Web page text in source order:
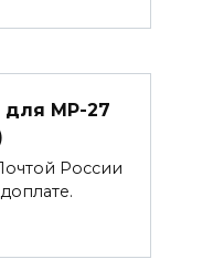
для МР-27
России